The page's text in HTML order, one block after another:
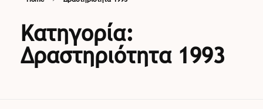
Κατηγορία:
Δραστηριότητα 1993